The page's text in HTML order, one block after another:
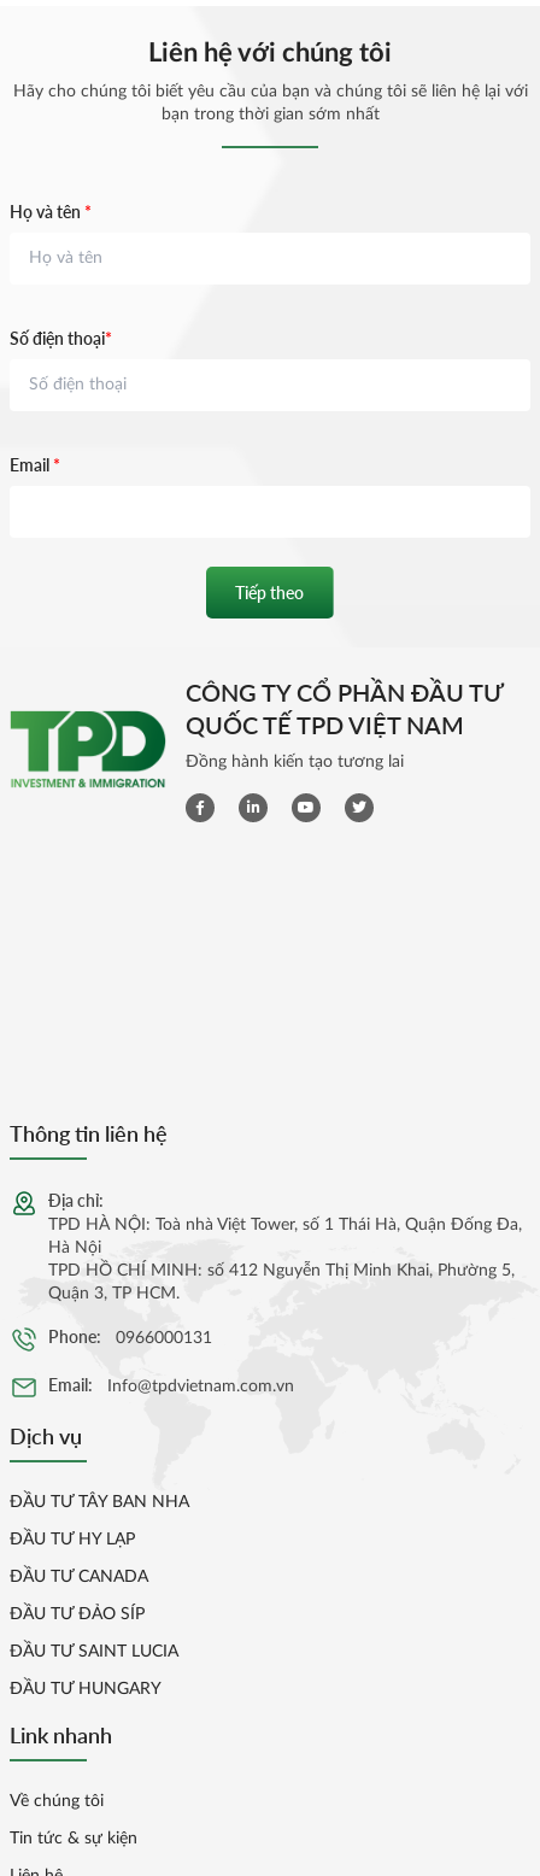
Liên hệ với chúng tôi
Hãy cho chúng tôi biết yêu cầu của bạn và chúng tôi sẽ liên hệ lại với
bạn trong thời gian sớm nhất
Họ và tên *
Số điện thoại*
Email *
Tiếp theo
CÔNG TY CỔ PHẦN ĐẦU TƯ
QUỐC TẾ TPD VIỆT NAM
Đồng hành kiến tạo tương lai
Thông tin liên hệ
Địa chỉ:
TPD HÀ NỘI: Toà nhà Việt Tower, số 1 Thái Hà, Quận Đống Đa,
Hà Nội
TPD HỒ CHÍ MINH: số 412 Nguyễn Thị Minh Khai, Phường 5,
Quận 3, TP HCM.
Phone: 0966000131
Email: Info@tpdvietnam.com.vn
Dịch vụ
ĐẦU TƯ TÂY BAN NHA
ĐẦU TƯ HY LẠP
ĐẦU TƯ CANADA
ĐẦU TƯ ĐẢO SÍP
ĐẦU TƯ SAINT LUCIA
ĐẦU TƯ HUNGARY
Link nhanh
Về chúng tôi
Tin tức & sự kiện